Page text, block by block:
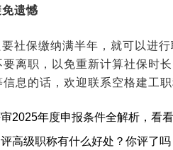
遗憾
社保缴纳满半年，就可以进
离职，以免重新计算社保时
信息的话，欢迎联系空格建工
审2025年度申报条件全解析，看
高级职称有什么好处？你评了吗